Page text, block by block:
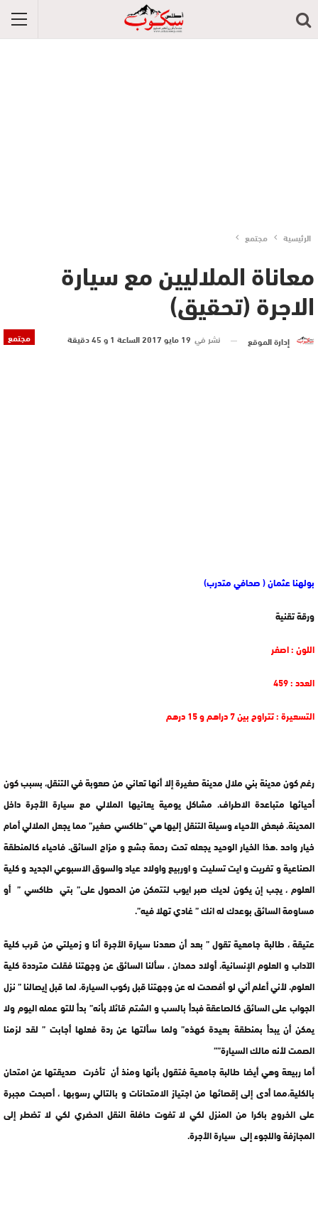
الرئيسية مجتمع
معاناة الملاليين مع سيارة
الاجرة (تحقيق)
مجتمع إدارة الموقع نشر في 19 مايو 2017 الساعة 1 و 45 دقيقة
بولهنا عثمان ( صحافي متدرب)
ورقة تقنية
اللون : اصفر
العدد : 459
التسعيرة : تتراوح بين 7 دراهم و 15 درهم
رغم كون مدينة بني ملال مدينة صغيرة إلا أنها تعاني من صعوبة في التنقل، بسبب كون
أحيائها متباعدة الاطراف. مشاكل يومية يعانيها الملالي مع سيارة الأجرة داخل
المدينة. فبعض الأحياء وسيلة التنقل إليها هي “طاكسي صغير” مما يجعل الملالي أمام
خيار واحد .هذا الخيار الوحيد يجعله تحت رحمة جشع و مزاج السائق. فاحياء كالمنطقة
الصناعية و تفريت و ايت تسليت و اوربيع واولاد عياد والسوق الاسبوعي الجديد و كلية
العلوم ، يجب إن يكون لديك صبر ايوب لتتمكن من الحصول على” بتي طاكسي ” أو
مساومة السائق بوعدك له انك ” غادي تهلا فيه”.
عتيقة ، طالبة جامعية تقول ” بعد أن صعدنا سيارة الأجرة أنا و زميلتي من قرب كلية
الآداب و العلوم الإنسانية، أولاد حمدان ، سألنا السائق عن وجهتنا فقلت مترددة كلية
العلوم، لأني أعلم أني لو أفصحت له عن وجهتنا قبل ركوب السيارة، لما قبل إيصالنا ” نزل
الجواب على السائق كالصاعقة فبدأ بالسب و الشتم قائلا بأنه” بدأ للتو عمله اليوم ولا
يمكن أن يبدأ بمنطقة بعيدة كهذه” ولما سألتها عن ردة فعلها أجابت ” لقد لزمنا
الصمت لأنه مالك السيارة””
أما ربيعة وهي أيضا طالبة جامعية فتقول بأنها ومنذ أن تأخرت صديقتها عن امتحان
بالكلية،مما أدى إلى إقصائها من اجتياز الامتحانات و بالتالي رسوبها ، أصبحت مجبرة
على الخروج باكرا من المنزل لكي لا تفوت حافلة النقل الحضري لكي لا تضطر إلى
المجازفة واللجوء إلى سيارة الأجرة.